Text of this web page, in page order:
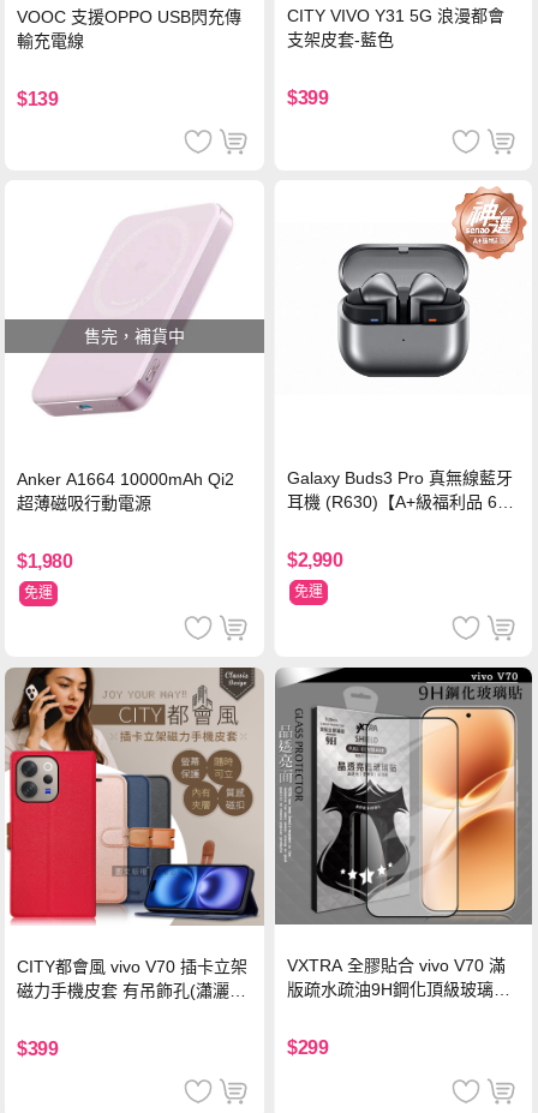
VOOC 支援OPPO USB閃充傳
輸充電線
$139
CITY VIVO Y31 5G 浪漫都會
支架皮套-藍色
$399
售完，補貨中
Anker A1664 10000mAh Qi2
超薄磁吸行動電源
$1,980
免運
Galaxy Buds3 Pro 真無線藍牙
耳機 (R630)【A+級福利品 6個
$2,990
免運
CITY都會風 vivo V70 插卡立架
磁力手機皮套 有吊飾孔(瀟灑
$399
VXTRA 全膠貼合 vivo V70 滿
版疏水疏油9H鋼化頂級玻璃貼
$299